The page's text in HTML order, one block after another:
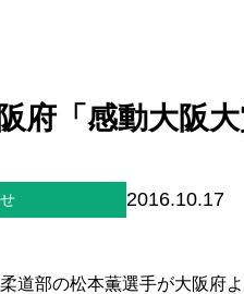
府「感動大阪
2016.10.17
道部の松本薫選手が大阪府